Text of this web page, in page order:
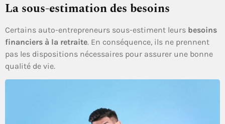
La sous-estimation des besoins
Certains auto-entrepreneurs sous-estiment leurs besoins
financiers à la retraite. En conséquence, ils ne prennent
pas les dispositions nécessaires pour assurer une bonne
qualité de vie.